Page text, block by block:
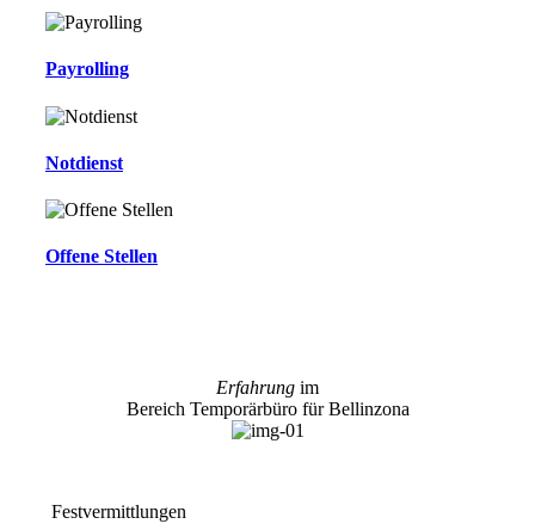
Payrolling
Notdienst
Offene Stellen
Erfahrung im
Bereich Temporärbüro für Bellinzona
Festvermittlungen